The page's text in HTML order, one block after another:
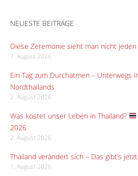
NEUESTE BEITRÄGE
Diese Zeremonie sieht man nicht jeden
7. August 2026
Ein Tag zum Durchatmen – Unterwegs
Nordthailands
2. August 2026
Was kostet unser Leben in Thailand?
2026
2. August 2026
Thailand verändert sich – Das gibt’s
1. August 2026